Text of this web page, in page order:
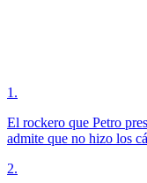
1 .
El rockero que Petro
admite que no hizo los
2.